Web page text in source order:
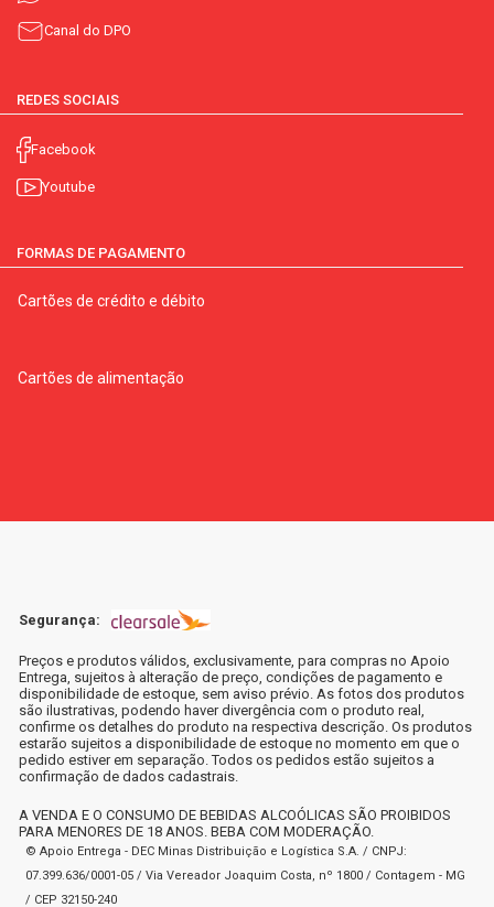
Canal do DPO
REDES SOCIAIS
Facebook
Youtube
FORMAS DE PAGAMENTO
Cartões de crédito e débito
Cartões de alimentação
Segurança:
Preços e produtos válidos, exclusivamente, para compras no Apoio
Entrega, sujeitos à alteração de preço, condições de pagamento e
disponibilidade de estoque, sem aviso prévio. As fotos dos produtos
são ilustrativas, podendo haver divergência com o produto real,
confirme os detalhes do produto na respectiva descrição. Os produtos
estarão sujeitos a disponibilidade de estoque no momento em que o
pedido estiver em separação. Todos os pedidos estão sujeitos a
confirmação de dados cadastrais.
A VENDA E O CONSUMO DE BEBIDAS ALCOÓLICAS SÃO PROIBIDOS
PARA MENORES DE 18 ANOS. BEBA COM MODERAÇÃO.
© Apoio Entrega - DEC Minas Distribuição e Logística S.A. / CNPJ:
07.399.636/0001-05 / Via Vereador Joaquim Costa, nº 1800 / Contagem - MG
/ CEP 32150-240